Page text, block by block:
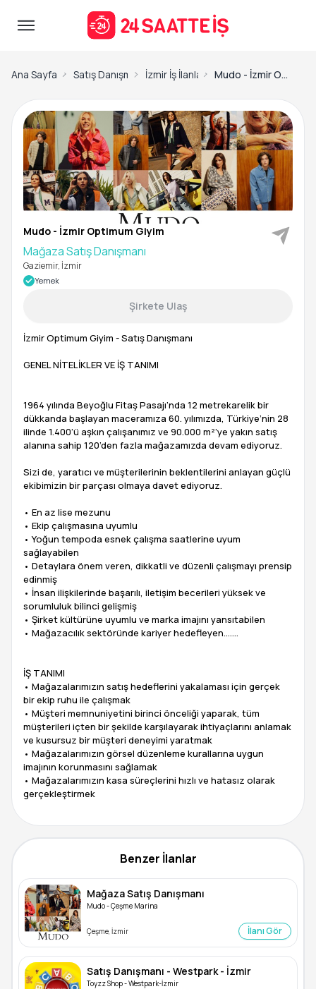
Ana Sayfa Satış Danışmanı İş İlanları
İzmir İş İlanları Mudo - İzmir Optimum Giyim-Mağaza Satış Danışmanı
Mudo - İzmir Optimum Giyim
Mağaza Satış Danışmanı
Gaziemir, İzmir
Yemek
Şirkete Ulaş
İzmir Optimum Giyim - Satış Danışmanı
GENEL NİTELİKLER VE İŞ TANIMI
1964 yılında Beyoğlu Fitaş Pasajı’nda 12 metrekarelik bir
dükkanda başlayan maceramıza 60. yılımızda, Türkiye’nin 28
ilinde 1.400’ü aşkın çalışanımız ve 90.000 m²’ye yakın satış
alanına sahip 120’den fazla mağazamızda devam ediyoruz.
Sizi de, yaratıcı ve müşterilerinin beklentilerini anlayan güçlü
ekibimizin bir parçası olmaya davet ediyoruz.
• En az lise mezunu
• Ekip çalışmasına uyumlu
• Yoğun tempoda esnek çalışma saatlerine uyum
sağlayabilen
• Detaylara önem veren, dikkatli ve düzenli çalışmayı prensip
edinmiş
• İnsan ilişkilerinde başarılı, iletişim becerileri yüksek ve
sorumluluk bilinci gelişmiş
• Şirket kültürüne uyumlu ve marka imajını yansıtabilen
• Mağazacılık sektöründe kariyer hedefleyen…….
İŞ TANIMI
• Mağazalarımızın satış hedeflerini yakalaması için gerçek
bir ekip ruhu ile çalışmak
• Müşteri memnuniyetini birinci önceliği yaparak, tüm
müşterileri içten bir şekilde karşılayarak ihtiyaçlarını anlamak
ve kusursuz bir müşteri deneyimi yaratmak
• Mağazalarımızın görsel düzenleme kurallarına uygun
imajının korunmasını sağlamak
• Mağazalarımızın kasa süreçlerini hızlı ve hatasız olarak
gerçekleştirmek
Benzer İlanlar
Mağaza Satış Danışmanı
Mudo - Çeşme Marina
Çeşme, İzmir İlanı Gör
Satış Danışmanı - Westpark - İzmir
Toyzz Shop - Westpark-İzmir